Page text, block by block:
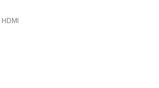
HDMI